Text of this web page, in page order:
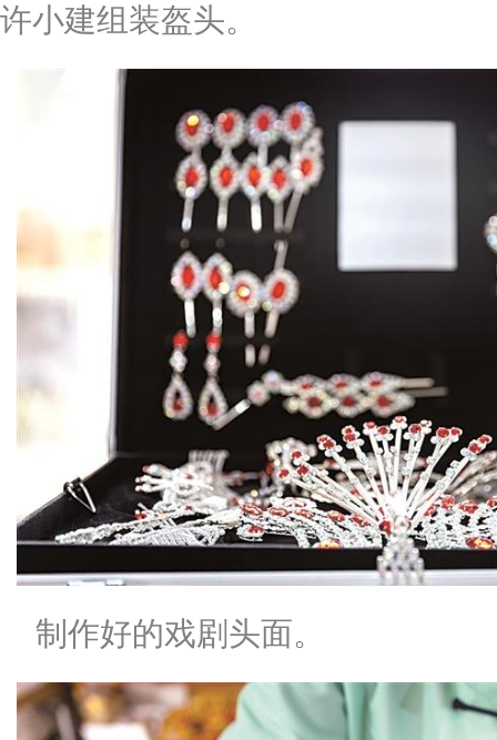
许小建组装盔头。
制作好的戏剧头面。